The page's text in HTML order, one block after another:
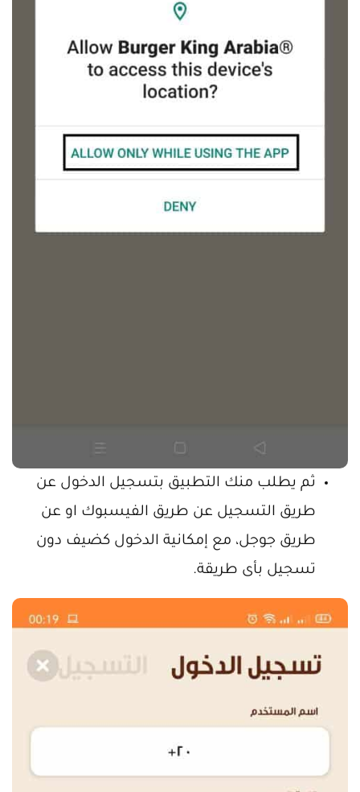
ثم يطلب منك التطبيق بتسجيل الدخول عن
طريق التسجيل عن طريق الفيسبوك او عن
طريق جوجل، مع إمكانية الدخول كضيف دون
تسجيل بأى طريقة.